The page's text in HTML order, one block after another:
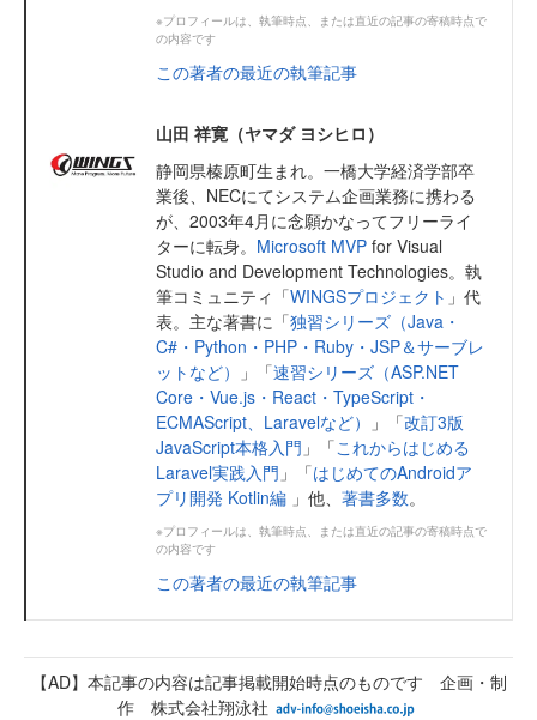
※プロフィールは、執筆時点、または直近の記事の寄稿時点で
の内容です
この著者の最近の執筆記事
山田 祥寛（ヤマダ ヨシヒロ）
静岡県榛原町生まれ。一橋大学経済学部卒
業後、NECにてシステム企画業務に携わる
が、2003年4月に念願かなってフリーライ
ターに転身。 Microsoft MVP for Visual
Studio and Development Technologies。執
筆コミュニティ「WINGSプロジェクト 」代
表。主な著書に「独習シリーズ（Java・
C#・Python・PHP・Ruby・JSP＆サーブレ
ットなど）
」「速習シリーズ（ASP.NET
Core・Vue.js・React・TypeScript・
ECMAScript、Laravelなど）
」「改訂3版
JavaScript本格入門 」「これからはじめる
Laravel実践入門 」「はじめてのAndroidア
プリ開発 Kotlin編 」他、 著書多数。
※プロフィールは、執筆時点、または直近の記事の寄稿時点で
の内容です
この著者の最近の執筆記事
【AD】本記事の内容は記事掲載開始時点のものです 企画・制
作 株式会社翔泳社